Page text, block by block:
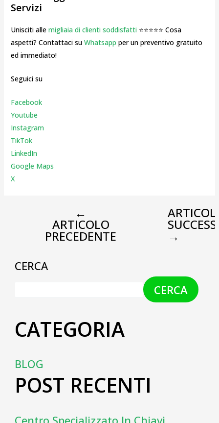
Servizi
Unisciti alle migliaia di clienti soddisfatti⭐⭐⭐⭐⭐ Cosa
aspetti? Contattaci su Whatsapp per un preventivo gratuito
ed immediato!
Seguici su
Facebook
Youtube
Instagram
TikTok
LinkedIn
Google Maps
X
←
ARTICOLO
PRECEDENTE →
CERCA
CERCA
CATEGORIA
BLOG
POST RECENTI
Centro Specializzato In Chiavi